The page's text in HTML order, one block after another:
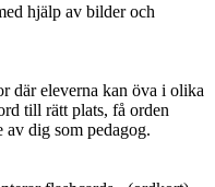
hjälp av bilder och
där eleverna kan öva i olika
till rätt plats, få orden
av dig som pedagog.